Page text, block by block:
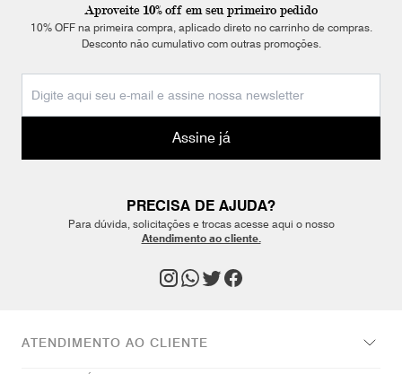
Aproveite 10% off em seu primeiro pedido
10% OFF na primeira compra, aplicado direto no carrinho de compras.
Desconto não cumulativo com outras promoções.
Assine já
PRECISA DE AJUDA?
Para dúvida, solicitações e trocas acesse aqui o nosso
Atendimento ao cliente.
ATENDIMENTO AO CLIENTE